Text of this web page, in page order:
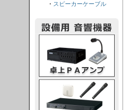
・ スピーカーケーブル